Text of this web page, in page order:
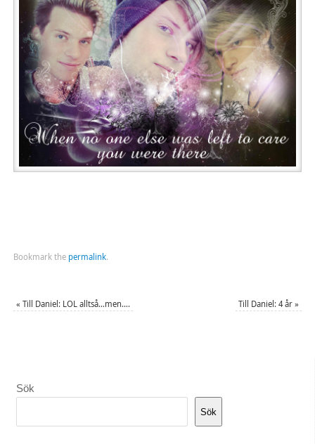
Bookmark the permalink.
« Till Daniel: LOL alltså…men…. Till Daniel: 4 år»
Sök
Sök